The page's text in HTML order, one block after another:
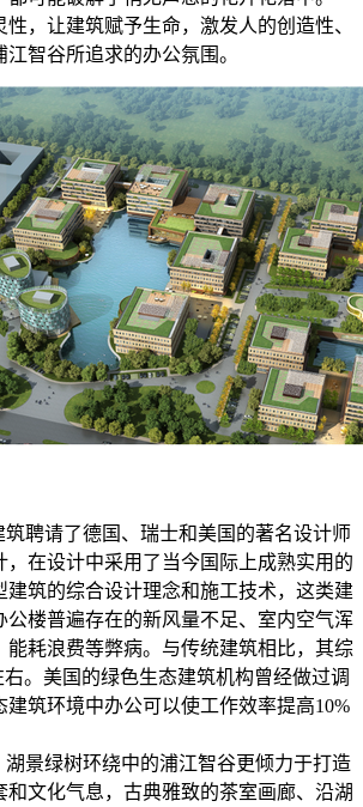
性，让建筑赋予生命，激发人的创造性、
智谷所追求的办公氛围。
筑聘请了德国、瑞士和美国的著名设计师
，在设计中采用了当今国际上成熟实用的
建筑的综合设计理念和施工技术，这类建
公楼普遍存在的新风量不足、室内空气浑
能耗浪费等弊病。与传统建筑相比，其综
。美国的绿色生态建筑机构曾经做过调
建筑环境中办公可以使工作效率提高10%
湖景绿树环绕中的浦江智谷更倾力于打造
和文化气息，古典雅致的茶室画廊、沿湖